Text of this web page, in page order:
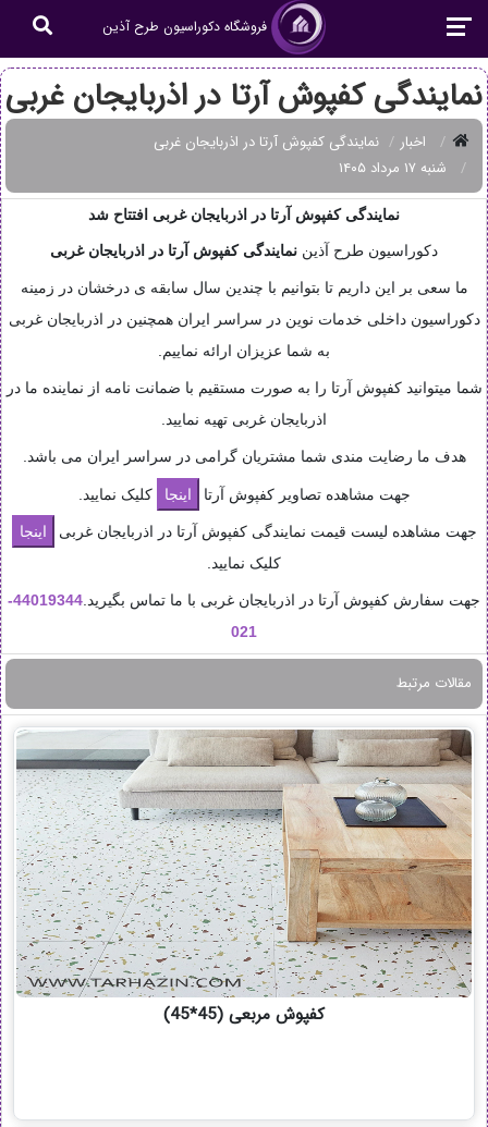
فروشگاه دکوراسیون طرح آذین
نمایندگی کفپوش آرتا در اذربایجان غربی
اخبار
نمایندگی کفپوش آرتا در اذربایجان غربی
شنبه ۱۷ مرداد ۱۴۰۵
نمایندگی کفپوش آرتا در اذربایجان غربی افتتاح شد
دکوراسیون طرح آذین نمایندگی کفپوش آرتا در اذربایجان غربی
ما سعی بر این داریم تا بتوانیم با چندین سال سابقه ی درخشان در زمینه
دکوراسیون داخلی خدمات نوین در سراسر ایران همچنین در اذربایجان غربی
به شما عزیزان ارائه نماییم.
شما میتوانید کفپوش آرتا را به صورت مستقیم با ضمانت نامه از نماینده ما در
اذربایجان غربی تهیه نمایید.
هدف ما رضایت مندی شما مشتریان گرامی در سراسر ایران می باشد.
جهت مشاهده تصاویر کفپوش آرتا کلیک نمایید.
جهت مشاهده لیست قیمت نمایندگی کفپوش آرتا در اذربایجان غربی
کلیک نمایید.
جهت سفارش کفپوش آرتا در اذربایجان غربی با ما تماس بگیرید. 44019344-
021
مقالات مرتبط
کفپوش مربعی (45*45)